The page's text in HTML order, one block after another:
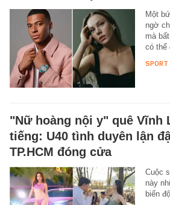
Một
ngờ
mà
có thể
SPORT
"Nữ hoàng nội y" quê Vĩnh
tiếng: U40 tình duyên lận
TP.HCM đóng cửa
Cuộc
này
biến